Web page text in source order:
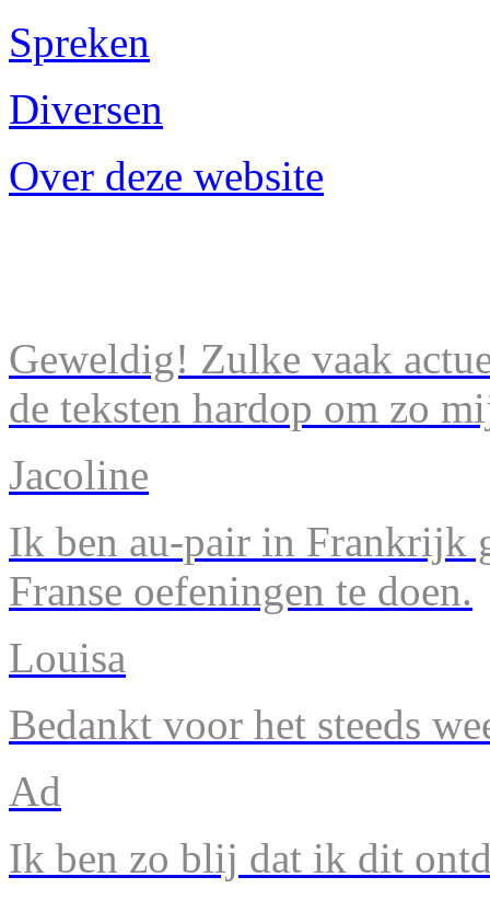
Spreken
Diversen
Over deze website
Geweldig! Zulke vaak
de teksten hardop om zo
Jacoline
Ik ben au-pair in Frankrijk
Franse oefeningen te doen.
Louisa
Bedankt voor het steeds
Ad
Ik ben zo blij dat ik dit